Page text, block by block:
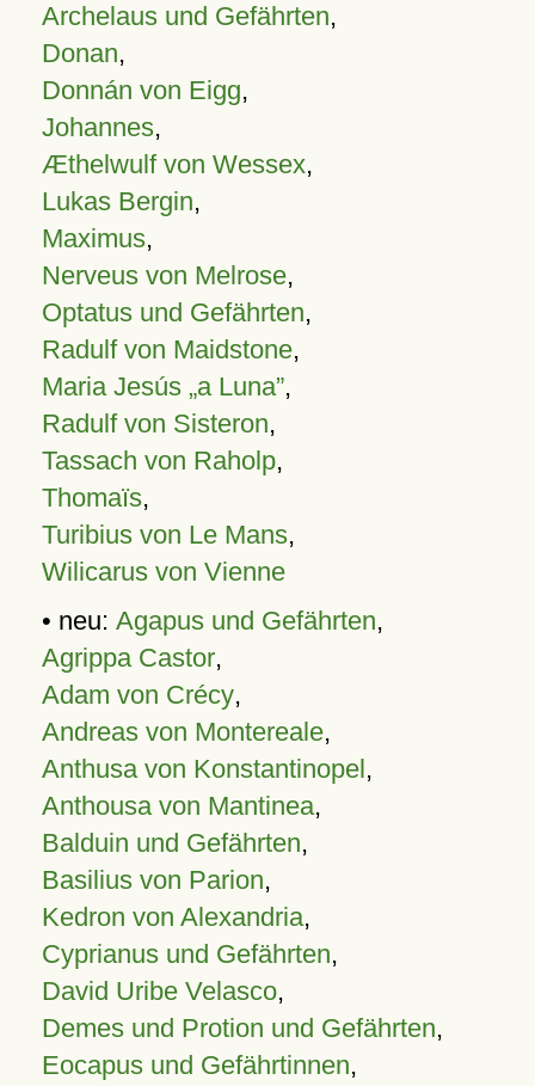
Archelaus und Gefährten,
Donan,
Donnán von Eigg,
Johannes,
Æthelwulf von Wessex,
Lukas Bergin,
Maximus,
Nerveus von Melrose,
Optatus und Gefährten,
Radulf von Maidstone,
Maria Jesús „a Luna”,
Radulf von Sisteron,
Tassach von Raholp,
Thomaïs,
Turibius von Le Mans,
Wilicarus von Vienne
• neu: Agapus und Gefährten,
Agrippa Castor,
Adam von Crécy,
Andreas von Montereale,
Anthusa von Konstantinopel,
Anthousa von Mantinea,
Balduin und Gefährten,
Basilius von Parion,
Kedron von Alexandria,
Cyprianus und Gefährten,
David Uribe Velasco,
Demes und Protion und Gefährten,
Eocapus und Gefährtinnen,